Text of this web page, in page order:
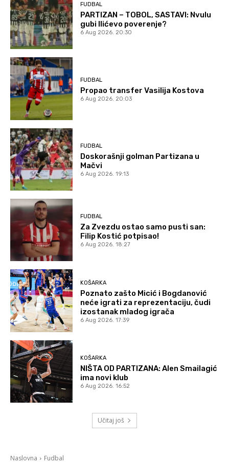
FUDBAL
PARTIZAN – TOBOL, SASTAVI: Nvulu
gubi Ilićevo poverenje?
6 Aug 2026. 20:30
FUDBAL
Propao transfer Vasilija Kostova
6 Aug 2026. 20:03
FUDBAL
Doskorašnji golman Partizana u
Mačvi
6 Aug 2026. 19:13
FUDBAL
Za Zvezdu ostao samo pusti san:
Filip Kostić potpisao!
6 Aug 2026. 18:27
KOŠARKA
Poznato zašto Micić i Bogdanović
neće igrati za reprezentaciju, čudi
izostanak mladog igrača
6 Aug 2026. 17:39
KOŠARKA
NIŠTA OD PARTIZANA: Alen Smailagić
ima novi klub
6 Aug 2026. 16:52
Učitaj još